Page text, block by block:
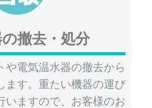
撤去・処分
や電気温水器の撤去から
ます。重たい機器の運び
いますので、お客様のお